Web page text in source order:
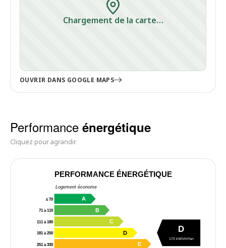
Chargement de la carte…
OUVRIR DANS GOOGLE MAPS
Performance énergétique
Cliquez pour agrandir.
PERFORMANCE ÉNERGÉTIQUE
Logement économe
≤ 70 A
71 à 110 B
111 à 180 C
181 à 250 D
251 à 330 E
D
170 kWh/m²/an